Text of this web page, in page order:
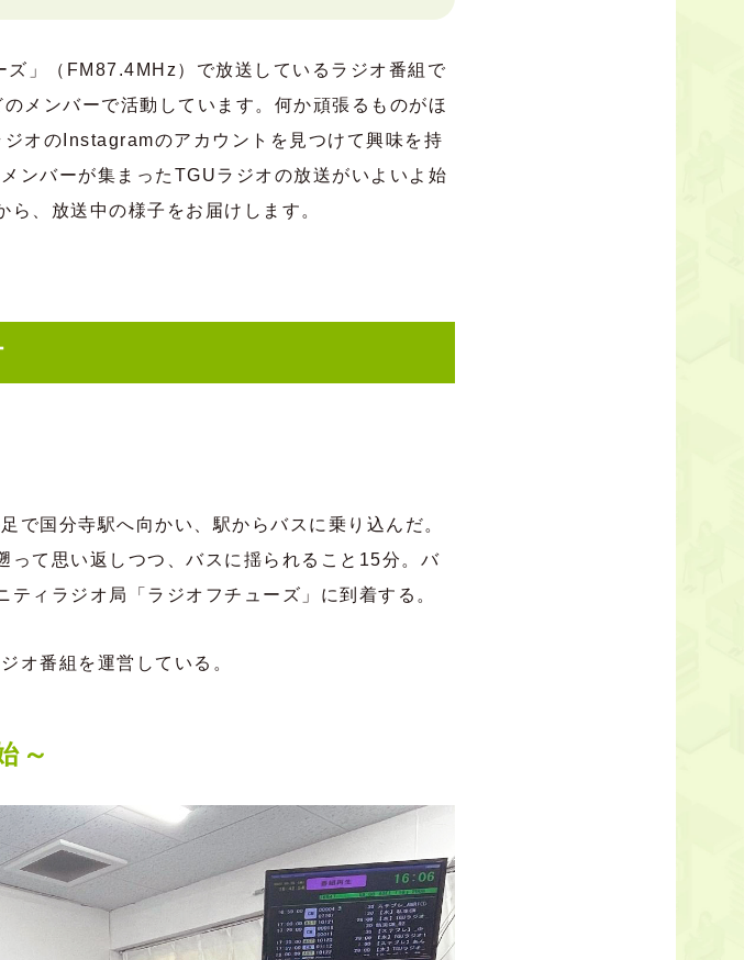
」（FM87.4MHz）で放送しているラジオ番組で
メンバーで活動しています。何か頑張るものがほ
オのInstagramのアカウントを見つけて興味を持
ンバーが集まったTGUラジオの放送がいよいよ始
、放送中の様子をお届けします。
で国分寺駅へ向かい、駅からバスに乗り込んだ。
て思い返しつつ、バスに揺られること15分。バ
ィラジオ局「ラジオフチューズ」に到着する。
オ番組を運営している。
～